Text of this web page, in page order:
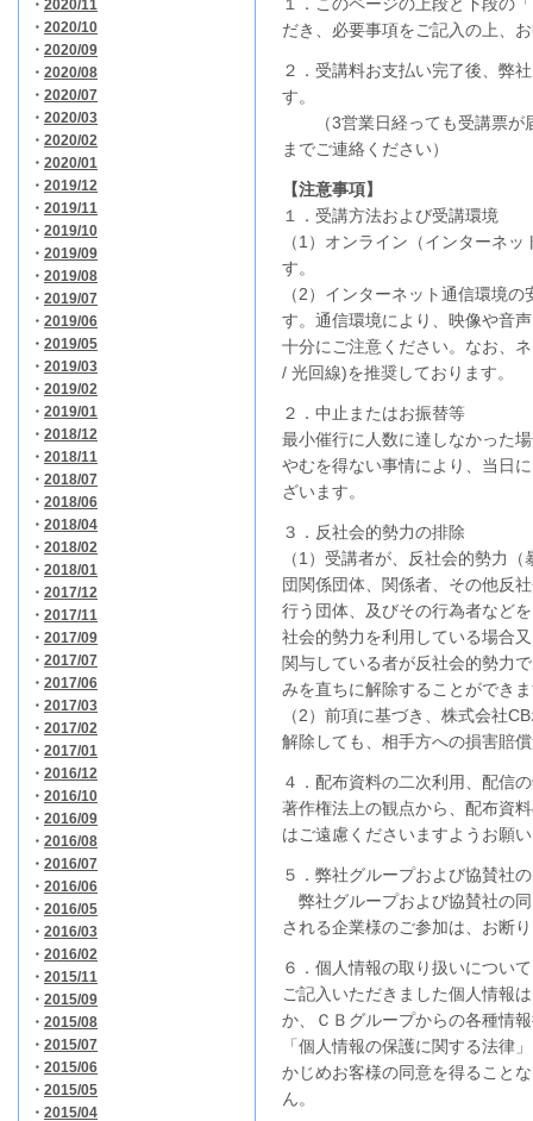
・ 2020/11
・ 2020/10
・ 2020/09
・ 2020/08
・ 2020/07
・ 2020/03
・ 2020/02
・ 2020/01
・ 2019/12
・ 2019/11
・ 2019/10
・ 2019/09
・ 2019/08
・ 2019/07
・ 2019/06
・ 2019/05
・ 2019/03
・ 2019/02
・ 2019/01
・ 2018/12
・ 2018/11
・ 2018/07
・ 2018/06
・ 2018/04
・ 2018/02
・ 2018/01
・ 2017/12
・ 2017/11
・ 2017/09
・ 2017/07
・ 2017/06
・ 2017/03
・ 2017/02
・ 2017/01
・ 2016/12
・ 2016/10
・ 2016/09
・ 2016/08
・ 2016/07
・ 2016/06
・ 2016/05
・ 2016/03
・ 2016/02
・ 2015/11
・ 2015/09
・ 2015/08
・ 2015/07
・ 2015/06
・ 2015/05
・ 2015/04
だき、必要事項をご記入の上、
２．受講料お支払い完了後、弊
す。
（3営業日経っても受講票が
までご連絡ください）
【注意事項】
１．受講方法および受講環境
（1）オンライン（インターネ
す。
（2）インターネット通信環境
す。通信環境により、映像や音
十分にご注意ください。なお、
/ 光回線)を推奨しております。
２．中止またはお振替等
最小催行に人数に達しなかった
やむを得ない事情により、当日
ざいます。
３．反社会的勢力の排除
（1）受講者が、反社会的勢力
団関係団体、関係者、その他反
行う団体、及びその行為者など
社会的勢力を利用している場合
関与している者が反社会的勢力
みを直ちに解除することができ
（2）前項に基づき、株式会社
解除しても、相手方への損害賠
４．配布資料の二次利用、配信
著作権法上の観点から、配布資
はご遠慮くださいますようお願
５．弊社グループおよび協賛社
弊社グループおよび協賛社の
される企業様のご参加は、お断
６．個人情報の取り扱いについて
ご記入いただきました個人情報
か、ＣＢグループからの各種情
「個人情報の保護に関する法律
かじめお客様の同意を得ること
ん。